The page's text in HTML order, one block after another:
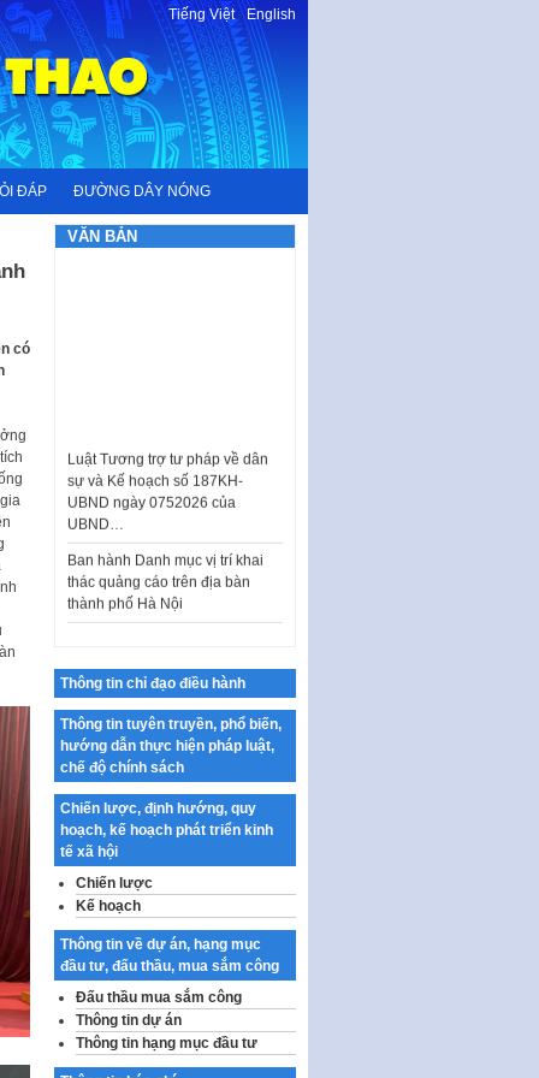
Tiếng Việt-English
ĐÁP ĐƯỜNG DÂY NÓNG
có
VĂN BẢN
sự và Kế hoạch số 187KH-
UBND ngày 0752026 của
UBND…
thác quảng cáo trên địa bàn
thành phố Hà Nội
Công bố công khai dự toán kinh
phí xây dựng pháp luật, hoàn
thiện thể chế, chính…
Quy định về nghiên cứu, ứng
dụng khoa học, công nghệ, đổi
mới sáng tạo và chuyển…
Quy định chi tiết và hướng dẫn
thi hành một số điều của Luật Lý
lịch tư…
Sửa đổi, bổ sung một số nội
dung tại Nghị quyết số 30/NQ-
CP ngày 24 tháng 02…
Ban hành Chương trình hành
động của Chính phủ thực hiện
Nghị quyết số 02-NQ/TW ngày
Thông tin chỉ đạo điều hành
Thông tin tuyên truyền, phổ biến,
hướng dẫn thực hiện pháp luật,
chế độ chính sách
Chiến lược, định hướng, quy
hoạch, kế hoạch phát triển kinh
tế xã hội
Chiến lược
Kế hoạch
Thông tin về dự án, hạng mục
đầu tư, đấu thầu, mua sắm công
Đấu thầu mua sắm công
Thông tin dự án
Thông tin hạng mục đầu tư